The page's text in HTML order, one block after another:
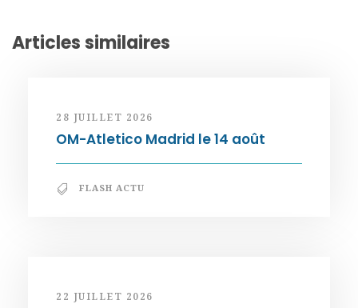
Articles similaires
28 JUILLET 2026
OM-Atletico Madrid le 14 août
FLASH ACTU
22 JUILLET 2026